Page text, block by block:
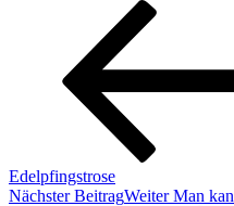
Edelpfingstrose
Nächster BeitragWeiter Man